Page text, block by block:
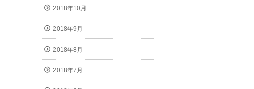
2018年10月
2018年9月
2018年8月
2018年7月